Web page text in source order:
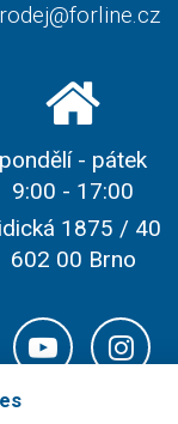
pondělí - pátek
9:00 - 17:00
1875 / 40
602 00 Brno